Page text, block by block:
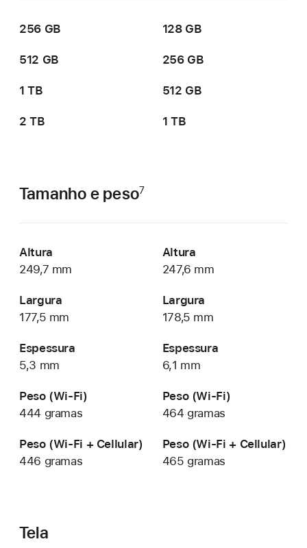
256 GB 128 GB
512 GB 256 GB
1 TB 512 GB
2 TB 1 TB
Tamanho e peso7
Altura
249,7 mm
Altura
247,6 mm
Largura
177,5 mm
Largura
178,5 mm
Espessura
5,3 mm
Espessura
6,1 mm
Peso (Wi-Fi)
444 gramas
Peso (Wi-Fi)
464 gramas
Peso (Wi‑Fi + Cellular)
446 gramas
Peso (Wi‑Fi + Cellular)
465 gramas
Tela